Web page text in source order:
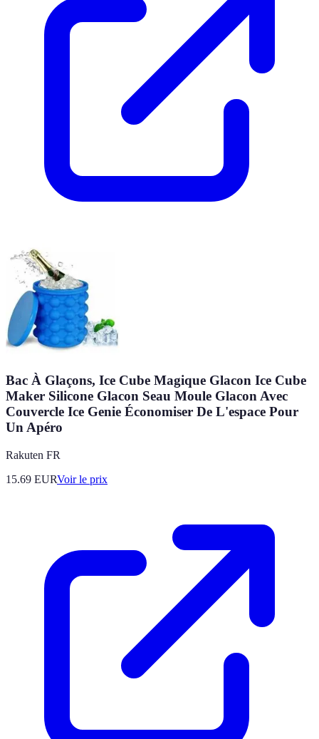
Bac À Glaçons, Ice Cube Magique Glacon Ice Cube
Maker Silicone Glacon Seau Moule Glacon Avec
Couvercle Ice Genie Économiser De L'espace Pour
Un Apéro
Rakuten FR
15.69 EURVoir le prix